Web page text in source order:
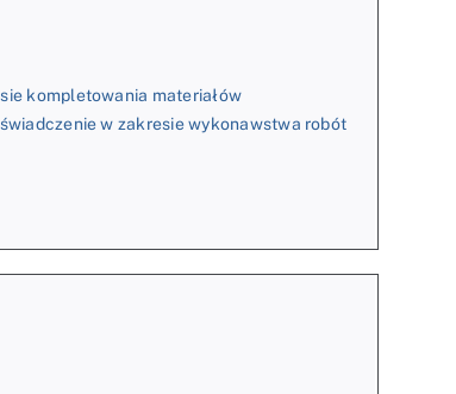
kompletowania materiałów
w zakresie wykonawstwa robót